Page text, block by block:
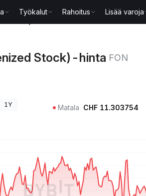
Työkalut Rahoitus Lisää varoja
Stock)-hinta FON
1Y Matala CHF 11.303754